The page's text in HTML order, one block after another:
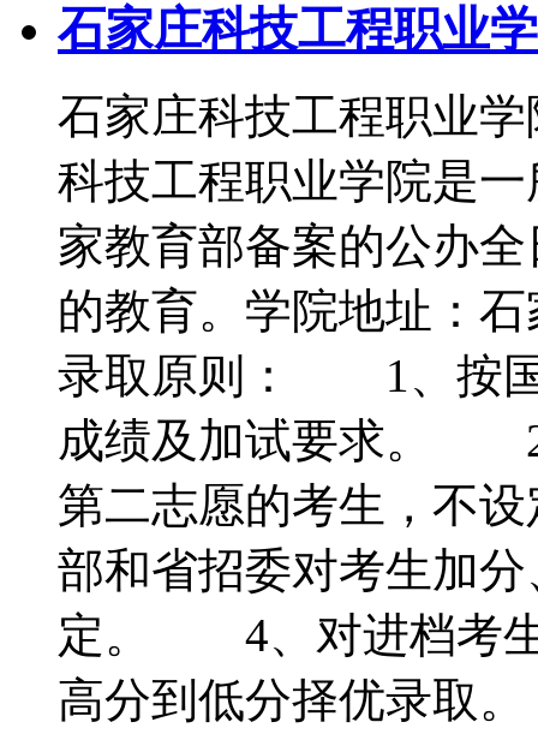
石家庄科技工程职业
石家庄科技工程职业
科技工程职业学院是
家教育部备案的公办
的教育。学院地址
录取原则： 1、按国
成绩及加试要求。 2
第二志愿的考生，不
部和省招委对考生加
定。 4、对进档考生
高分到低分择优录取